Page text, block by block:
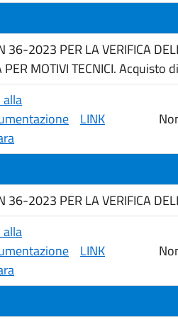
36-2023 PER LA VERIFICA
PER MOTIVI TECNICI.
alla
LINK
36-2023 PER LA VERIFICA
alla
LINK